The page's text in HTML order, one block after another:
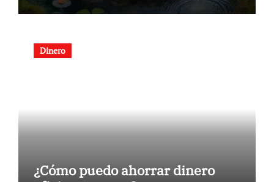
Dinero
¿Cómo puedo ahorrar dinero